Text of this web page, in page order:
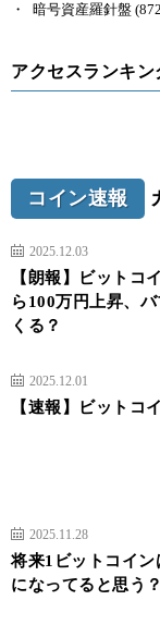
暗号資産羅針盤
アクセスランキン
コイン速報
2025.12.03
【朗報】ビットコ
ら100万円上昇、
くる？
2025.12.01
【速報】ビットコ
2025.11.28
将来1ビットコイン
になってると思う？